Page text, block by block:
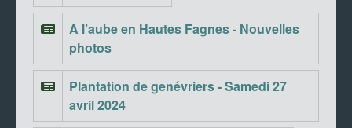
A l’aube en Hautes Fagnes - Nouvelles
photos
Plantation de genévriers - Samedi 27
avril 2024